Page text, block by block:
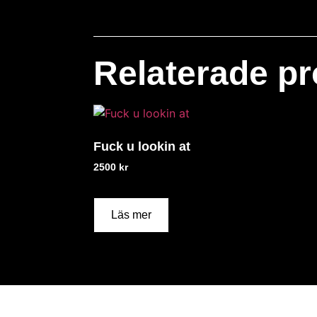
Relaterade
Fuck u lookin at
2500 kr
Läs mer